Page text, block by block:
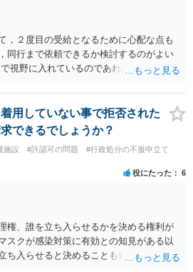
，２度目の受給となるために心配な点も
同行まで依頼できるか検討するのがよい
視野に入れているのであれば，お近くの
用していない事で拒否された
できるでしょうか？
施設 #許認可の問題
#行政処分の不服申立て
役にたった 6
権、誰を立ち入らせるかを決める権利が
スクが感染対策に有効との知見がある以
ち入らせると決めることも自由であり、